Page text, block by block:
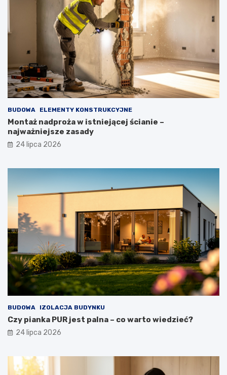
BUDOWA ELEMENTY KONSTRUKCYJNE
Montaż nadproża w istniejącej ścianie –
najważniejsze zasady
24 lipca 2026
BUDOWA IZOLACJA BUDYNKU
Czy pianka PUR jest palna – co warto wiedzieć?
24 lipca 2026